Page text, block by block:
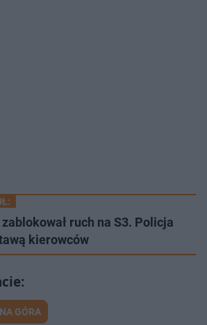
ruch na S3. Policja
kierowców
GÓRA